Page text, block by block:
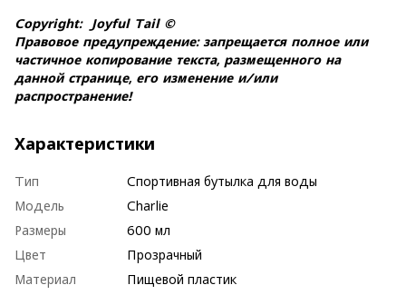
Copyright: Joyful Tail ©
Правовое предупреждение: запрещается полное или
частичное копирование текста, размещенного на
данной странице, его изменение и/или
распространение!
Характеристики
Тип
Спортивная бутылка для воды
Модель
Charlie
Размеры
600 мл
Цвет
Прозрачный
Материал
Пищевой пластик